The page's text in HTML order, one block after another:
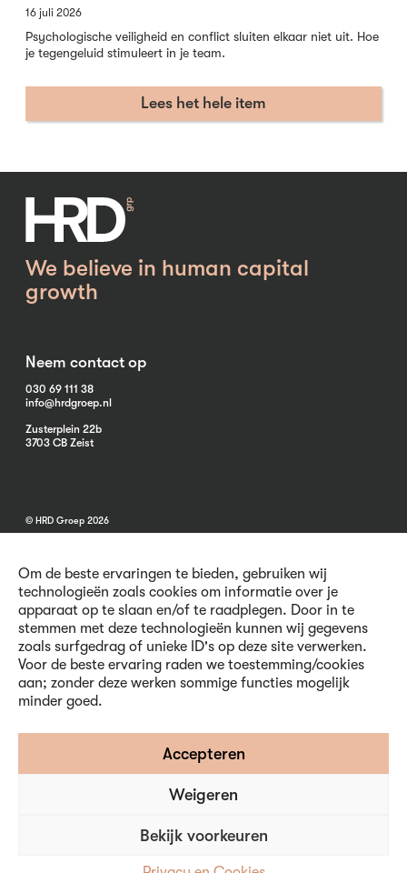
Om de beste ervaringen te bieden, gebruiken wij
technologieën zoals cookies om informatie over je
apparaat op te slaan en/of te raadplegen. Door in te
stemmen met deze technologieën kunnen wij gegevens
zoals surfgedrag of unieke ID's op deze site verwerken.
Voor de beste ervaring raden we toestemming/cookies
aan; zonder deze werken sommige functies mogelijk
minder goed.
Accepteren
Weigeren
Bekijk voorkeuren
16 juli 2026
Psychologische veiligheid en conflict sluiten elkaar niet uit. Hoe
je tegengeluid stimuleert in je team.
Lees het hele item
We believe in human capital
growth
Neem contact op
030 69 111 38
info@hrdgroep.nl
Zusterplein 22b
3703 CB Zeist
© HRD Groep 2026
Algemene informatie
Contact
Voorwaarden
Privacy en Cookies
Volg ons
Inschrijven nieuwsbrief